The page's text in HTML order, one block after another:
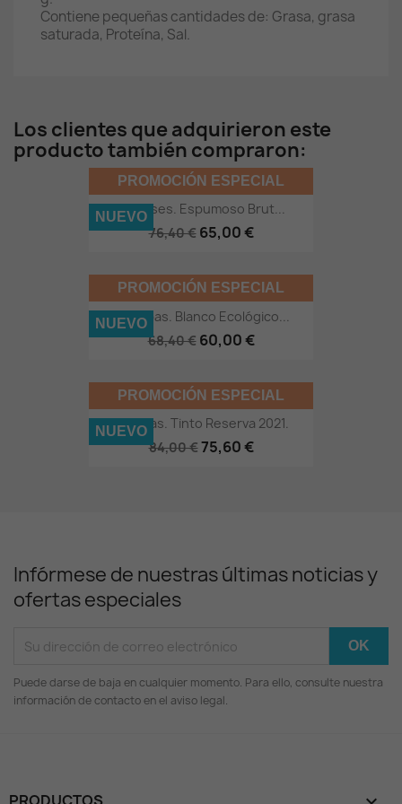
Contiene pequeñas cantidades de: Grasa, grasa
saturada, Proteína, Sal.
Los clientes que adquirieron este
producto también compraron:
12 Meses. Espumoso Brut...
76,40 € 65,00 €
PROMOCIÓN ESPECIAL
NUEVO
12 Cepas. Blanco Ecológico...
68,40 € 60,00 €
PROMOCIÓN ESPECIAL
NUEVO
9 Cepas. Tinto Reserva 2021.
84,00 €75,60 €
PROMOCIÓN ESPECIAL
NUEVO
Infórmese de nuestras últimas noticias y
ofertas especiales
Puede darse de baja en cualquier momento. Para ello, consulte nuestra
información de contacto en el aviso legal.